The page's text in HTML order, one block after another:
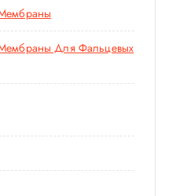
Для Фальцевых